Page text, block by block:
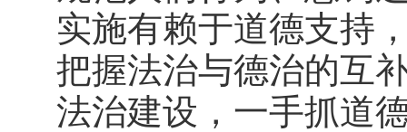
实施有赖于道德支持
把握法治与德治的互
法治建设，一手抓道